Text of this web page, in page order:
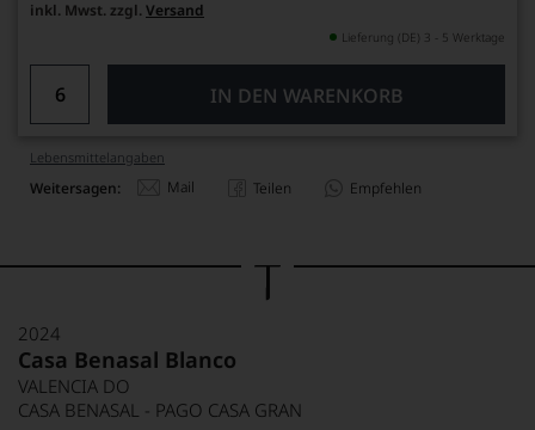
inkl. Mwst. zzgl. Versand
Lieferung (DE) 3 - 5 Werktage
IN DEN WARENKORB
Lebensmittel­angaben
Weitersagen: Mail Teilen Empfehlen
2024
Casa Benasal Blanco
VALENCIA DO
CASA BENASAL - PAGO CASA GRAN